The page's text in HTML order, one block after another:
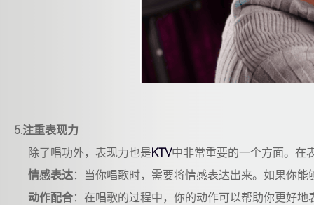
5.注重表现力
除了唱功外，表现力也是KTV中非常重要的一个方面。在
情感表达：当你唱歌时，需要将情感表达出来。如果你
动作配合：在唱歌的过程中，你的动作可以帮助你更好